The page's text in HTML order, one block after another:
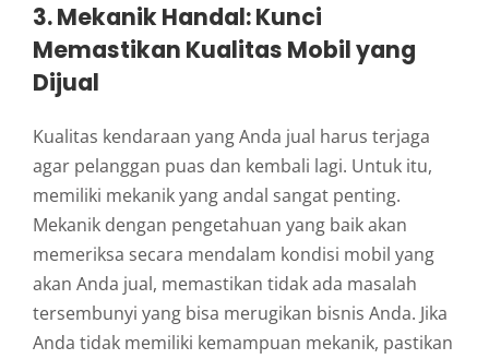
3.Mekanik Handal: Kunci
Memastikan Kualitas Mobil yang
Dijual
Kualitas kendaraan yang Anda jual harus terjaga
agar pelanggan puas dan kembali lagi. Untuk itu,
memiliki mekanik yang andal sangat penting.
Mekanik dengan pengetahuan yang baik akan
memeriksa secara mendalam kondisi mobil yang
akan Anda jual, memastikan tidak ada masalah
tersembunyi yang bisa merugikan bisnis Anda. Jika
Anda tidak memiliki kemampuan mekanik, pastikan